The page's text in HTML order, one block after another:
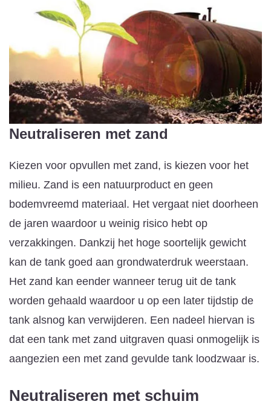
Neutraliseren met zand
Kiezen voor opvullen met zand, is kiezen voor het
milieu. Zand is een natuurproduct en geen
bodemvreemd materiaal. Het vergaat niet doorheen
de jaren waardoor u weinig risico hebt op
verzakkingen. Dankzij het hoge soortelijk gewicht
kan de tank goed aan grondwaterdruk weerstaan.
Het zand kan eender wanneer terug uit de tank
worden gehaald waardoor u op een later tijdstip de
tank alsnog kan verwijderen. Een nadeel hiervan is
dat een tank met zand uitgraven quasi onmogelijk is
aangezien een met zand gevulde tank loodzwaar is.
Neutraliseren met schuim